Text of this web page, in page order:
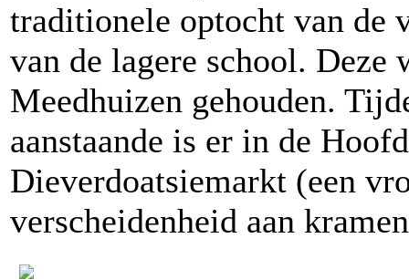
traditionele optocht van de
van de lagere school.
Meedhuizen gehouden.
aanstaande is er in de
Dieverdoatsiemarkt (een
verscheidenheid aan